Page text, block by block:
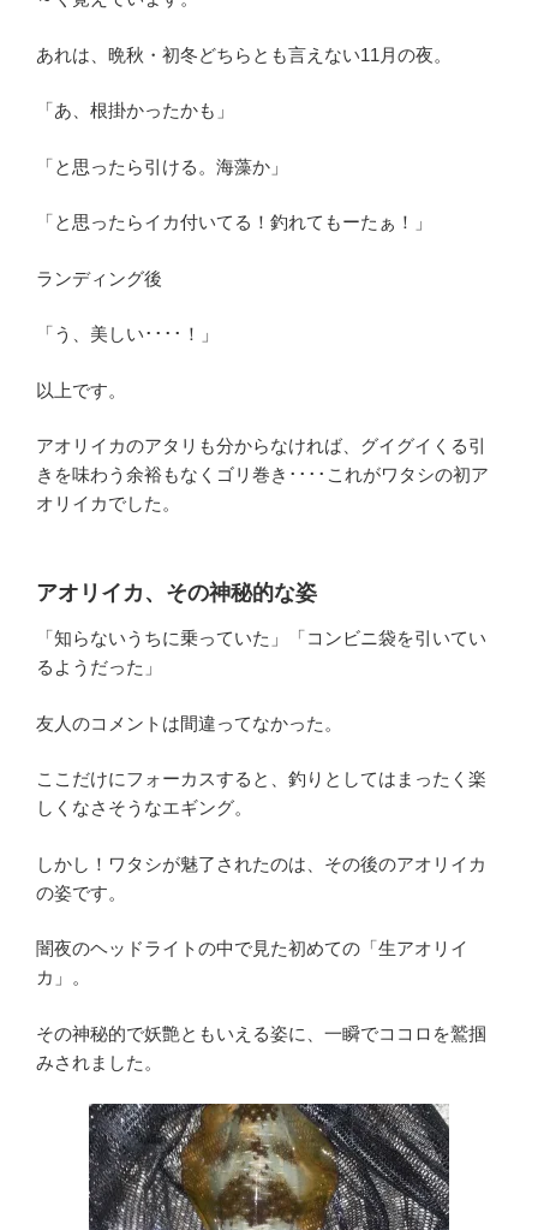
あれは、晩秋・初冬どちらとも言えない11月の夜。
「あ、根掛かったかも」
「と思ったら引ける。海藻か」
「と思ったらイカ付いてる！釣れてもーたぁ！」
ランディング後
「う、美しい････！」
以上です。
アオリイカのアタリも分からなければ、グイグイくる引
きを味わう余裕もなくゴリ巻き････これがワタシの初ア
オリイカでした。
アオリイカ、その神秘的な姿
「知らないうちに乗っていた」「コンビニ袋を引いてい
るようだった」
友人のコメントは間違ってなかった。
ここだけにフォーカスすると、釣りとしてはまったく楽
しくなさそうなエギング。
しかし！ワタシが魅了されたのは、その後のアオリイカ
の姿です。
闇夜のヘッドライトの中で見た初めての「生アオリイ
カ」。
その神秘的で妖艶ともいえる姿に、一瞬でココロを鷲掴
みされました。